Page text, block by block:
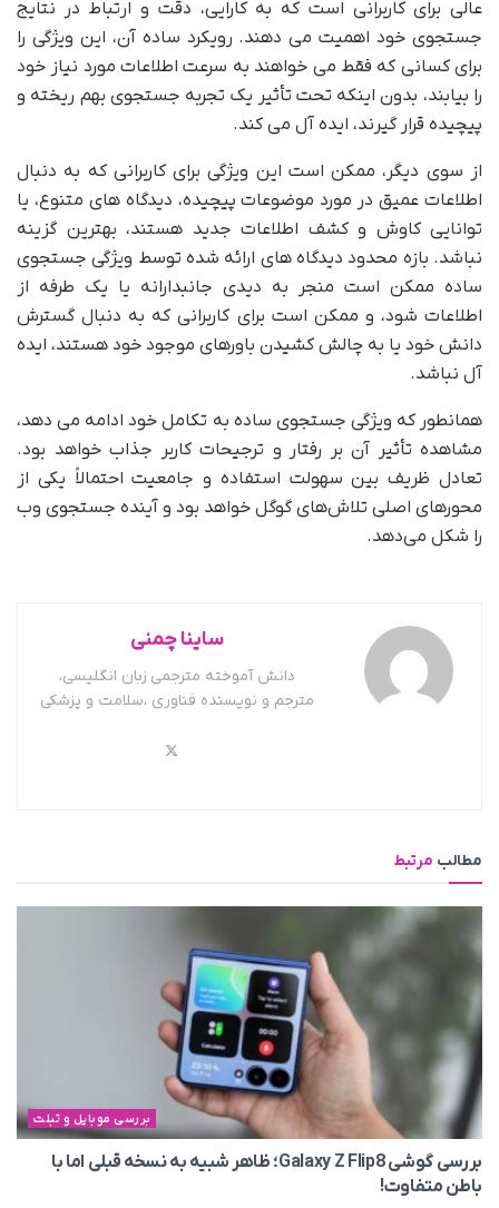
عالی برای کاربرانی است که به کارایی، دقت و ارتباط در نتایج
جستجوی خود اهمیت می دهند. رویکرد ساده آن، این ویژگی را
برای کسانی که فقط می خواهند به سرعت اطلاعات مورد نیاز خود
را بیابند، بدون اینکه تحت تأثیر یک تجربه جستجوی بهم ریخته و
پیچیده قرار گیرند، ایده آل می کند.
از سوی دیگر، ممکن است این ویژگی برای کاربرانی که به دنبال
اطلاعات عمیق در مورد موضوعات پیچیده، دیدگاه های متنوع، یا
توانایی کاوش و کشف اطلاعات جدید هستند، بهترین گزینه
نباشد. بازه محدود دیدگاه های ارائه شده توسط ویژگی جستجوی
ساده ممکن است منجر به دیدی جانبدارانه یا یک طرفه از
اطلاعات شود، و ممکن است برای کاربرانی که به دنبال گسترش
دانش خود یا به چالش کشیدن باورهای موجود خود هستند، ایده
آل نباشد.
همانطور که ویژگی جستجوی ساده به تکامل خود ادامه می دهد،
مشاهده تأثیر آن بر رفتار و ترجیحات کاربر جذاب خواهد بود.
تعادل ظریف بین سهولت استفاده و جامعیت احتمالاً یکی از
محورهای اصلی تلاش‌های گوگل خواهد بود و آینده جستجوی وب
را شکل می‌دهد.
ساینا چمنی
دانش آموخته مترجمی زبان انگلیسی،
مترجم و نویسنده فناوری ،سلامت و پزشکی
مطالب مرتبط
بررسی موبایل و تبلت
بررسی گوشی Galaxy Z Flip8؛ ظاهر شبیه به نسخه قبلی اما با
باطن متفاوت!